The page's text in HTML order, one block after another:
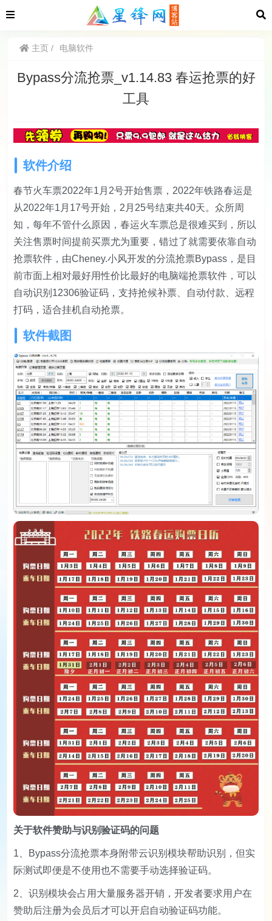
主页 电脑软件
Bypass分流抢票_v1.14.83 春运抢票的好
工具
软件介绍
春节火车票2022年1月2号开始售票，2022年铁路春运是
从2022年1月17号开始，2月25号结束共40天。众所周
知，每年不管什么原因，春运火车票总是很难买到，所以
关注售票时间提前买票尤为重要，错过了就需要依靠自动
抢票软件，由Cheney.小风开发的分流抢票Bypass，是目
前市面上相对最好用性价比最好的电脑端抢票软件，可以
自动识别12306验证码，支持抢候补票、自动付款、远程
打码，适合挂机自动抢票。
软件截图
关于软件赞助与识别验证码的问题
1、Bypass分流抢票本身附带云识别模块帮助识别，但实
际测试即便是不使用也不需要手动选择验证码。
2、识别模块会占用大量服务器开销，开发者要求用户在
赞助后注册为会员后才可以开启自动验证码功能。